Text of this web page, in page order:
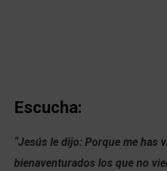
Escucha:
“Jesús le dijo: Porque me has
bienaventurados los que no